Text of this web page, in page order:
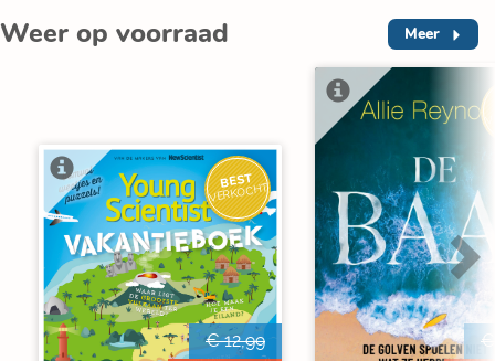
Weer op voorraad Meer
BEST
VERKOCHT
€ 12,99 €